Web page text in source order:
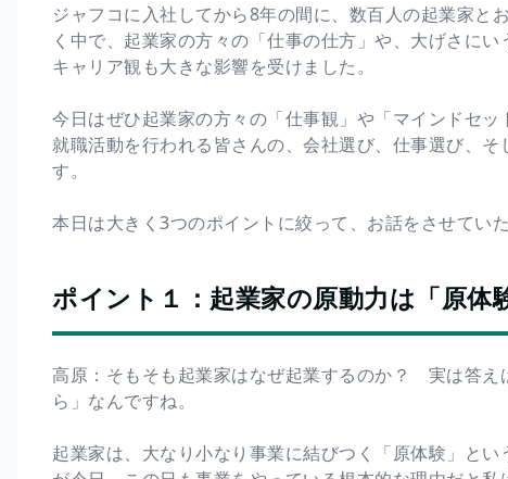
ジャフコに入社してから8年の間に、数百人の起業家と
く中で、起業家の方々の「仕事の仕方」や、大げさに
キャリア観も大きな影響を受けました。
今日はぜひ起業家の方々の「仕事観」や「マインドセ
就職活動を行われる皆さんの、会社選び、仕事選び、
す。
本日は大きく3つのポイントに絞って、お話をさせていた
ポイント１：起業家の原動力は「原体
高原：そもそも起業家はなぜ起業するのか？ 実は答え
ら」なんですね。
起業家は、大なり小なり事業に結びつく「原体験」と